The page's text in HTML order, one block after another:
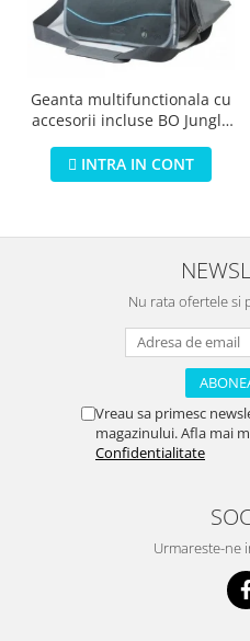
Geanta multifunctionala cu
accesorii incluse BO Jungle
INTRA IN CONT
Nu rata ofertele si
Vreau sa primesc
magazinului. Afla mai
Confidentialitate
Urmareste-ne